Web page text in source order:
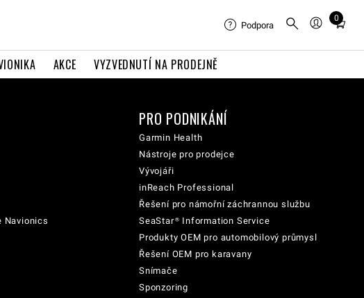
AKCE VYZVEDNUTÍ NA PRODEJNĚ
Podpora
0
Total
cart:
Navionics
PRO PODNIKÁNÍ
Garmin Health
Nástroje pro prodejce
Vývojáři
inReach Professional
Řešení pro námořní záchrannou službu
SeaStar® Information Service
Produkty OEM pro automobilový průmysl
Řešení OEM pro karavany
Snímače
Sponzoring